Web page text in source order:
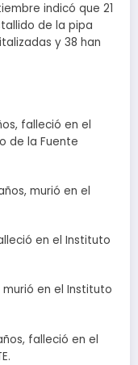
indicó que 21
de la pipa
y 38 han
falleció en el
de la Fuente
murió en el
en el Instituto
murió en el Instituto
falleció en el